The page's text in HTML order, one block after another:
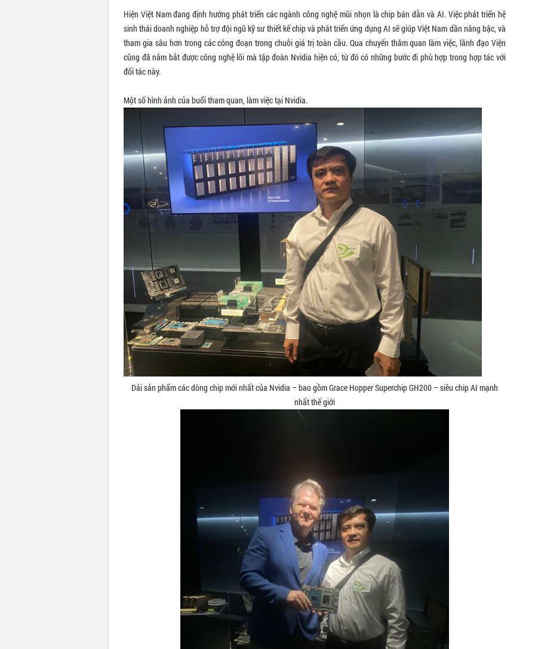
Hiện Việt Nam đang định hướng phát triển các ngành công nghệ mũi nhọn là chip bán dẫn và AI. Việc phát triển hệ
sinh thái doanh nghiệp hỗ trợ đội ngũ kỹ sư thiết kế chip và phát triển ứng dụng AI sẽ giúp Việt Nam dần nâng bậc, và
tham gia sâu hơn trong các công đoạn trong chuỗi giá trị toàn cầu. Qua chuyến thăm quan làm việc, lãnh đạo Viện
cũng đã nắm bắt được công nghệ lõi mà tập đoàn Nvidia hiện có, từ đó có những bước đi phù hợp trong hợp tác với
đối tác này.
Một số hình ảnh của buổi tham quan, làm việc tại Nvidia.
Dải sản phẩm các dòng chip mới nhất của Nvidia – bao gồm Grace Hopper Superchip GH200 – siêu chip AI mạnh
nhất thế giới